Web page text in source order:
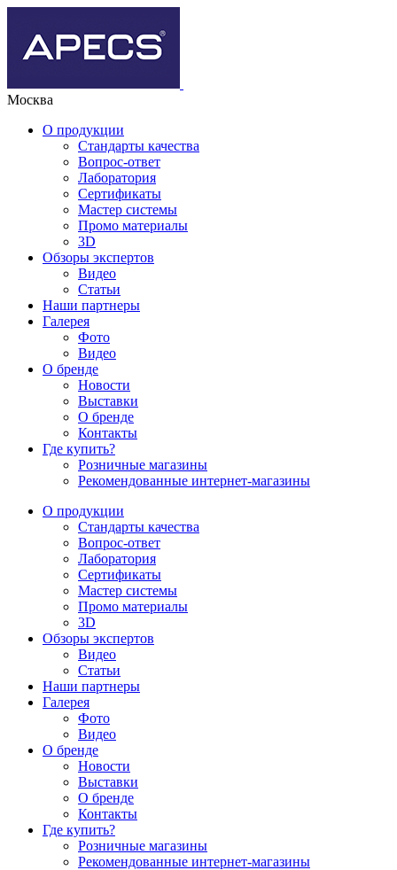
Москва
О продукции
Стандарты качества
Вопрос-ответ
Лаборатория
Сертификаты
Мастер системы
Промо материалы
3D
Обзоры экспертов
Видео
Статьи
Наши партнеры
Галерея
Фото
Видео
О бренде
Новости
Выставки
О бренде
Контакты
Где купить?
Розничные магазины
Рекомендованные интернет-магазины
О продукции
Стандарты качества
Вопрос-ответ
Лаборатория
Сертификаты
Мастер системы
Промо материалы
3D
Обзоры экспертов
Видео
Статьи
Наши партнеры
Галерея
Фото
Видео
О бренде
Новости
Выставки
О бренде
Контакты
Где купить?
Розничные магазины
Рекомендованные интернет-магазины